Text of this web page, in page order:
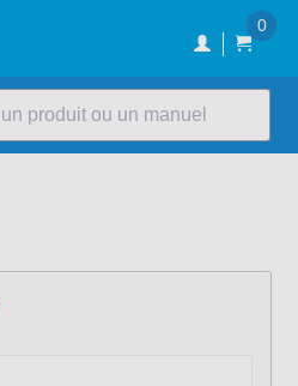
0
produit ou un manuel